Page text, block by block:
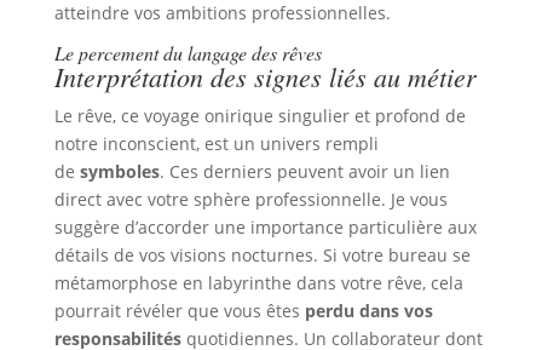
atteindre vos ambitions professionnelles.
Le percement du langage des rêves
Interprétation des signes liés au métier
Le rêve, ce voyage onirique singulier et profond de
notre inconscient, est un univers rempli
de symboles. Ces derniers peuvent avoir un lien
direct avec votre sphère professionnelle. Je vous
suggère d’accorder une importance particulière aux
détails de vos visions nocturnes. Si votre bureau se
métamorphose en labyrinthe dans votre rêve, cela
pourrait révéler que vous êtes perdu dans vos
responsabilitésquotidiennes. Un collaborateur dont